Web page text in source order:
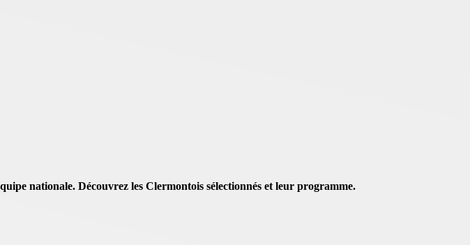
nationale. Découvrez les Clermontois sélectionnés et leur programme.